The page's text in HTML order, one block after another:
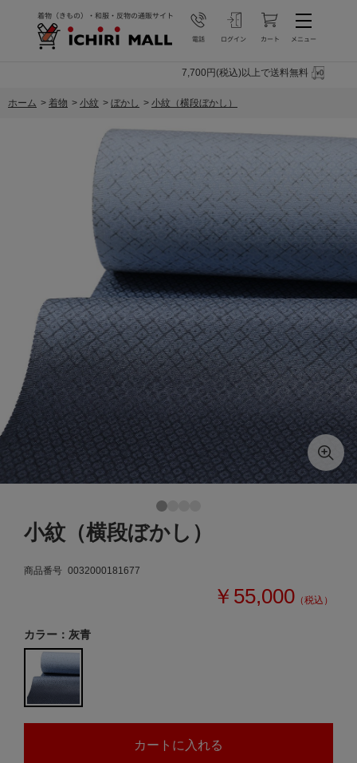
7,700円(税込)以上で送料無料
ホーム > 着物 > 小紋 > ぼかし > 小紋（横段ぼかし）
小紋（横段ぼかし）
商品番号 0032000181677
￥55,000 （税込）
カラー：灰青